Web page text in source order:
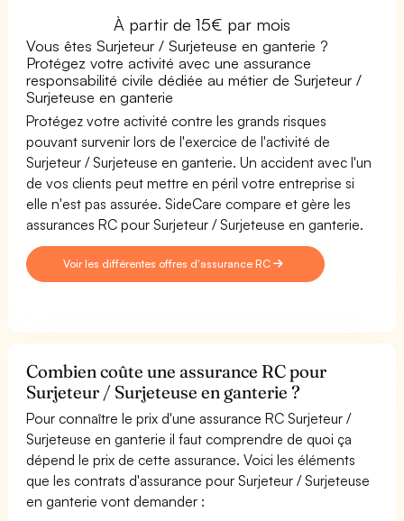
À partir de 15€ par mois
Vous êtes Surjeteur / Surjeteuse en ganterie ?
Protégez votre activité avec une assurance
responsabilité civile dédiée au métier de Surjeteur /
Surjeteuse en ganterie
Protégez votre activité contre les grands risques
pouvant survenir lors de l'exercice de l'activité de
Surjeteur / Surjeteuse en ganterie. Un accident avec l'un
de vos clients peut mettre en péril votre entreprise si
elle n'est pas assurée. SideCare compare et gère les
assurances RC pour Surjeteur / Surjeteuse en ganterie.
Voir les différentes offres d'assurance RC
Combien coûte une assurance RC pour
Surjeteur / Surjeteuse en ganterie ?
Pour connaître le prix d'une assurance RC Surjeteur /
Surjeteuse en ganterie il faut comprendre de quoi ça
dépend le prix de cette assurance. Voici les éléments
que les contrats d'assurance pour Surjeteur / Surjeteuse
en ganterie vont demander :